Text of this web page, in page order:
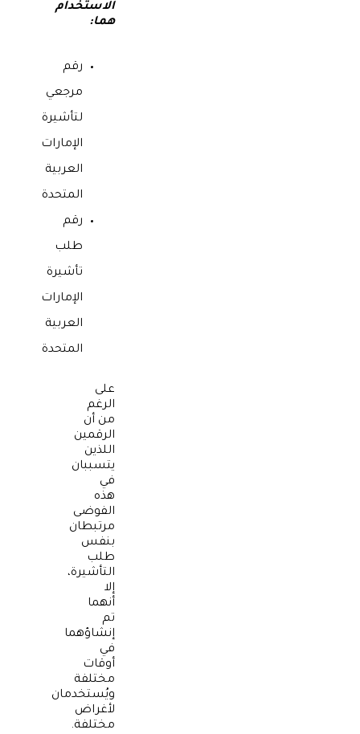
الاستخدام
هما:
رقم
مرجعي
لتأشيرة
الإمارات
العربية
المتحدة
رقم
طلب
تأشيرة
الإمارات
العربية
المتحدة
على
الرغم
من أن
الرقمين
اللذين
يتسببان
في
هذه
الفوضى
مرتبطان
بنفس
طلب
التأشيرة،
إلا
أنهما
تم
إنشاؤهما
في
أوقات
مختلفة
ويُستخدمان
لأغراض
مختلفة.